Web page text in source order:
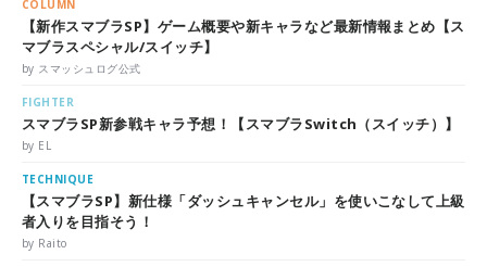
COLUMN
【新作スマブラSP】ゲーム概要や新キャラなど最新情報まとめ【ス
マブラスペシャル/スイッチ】
by スマッシュログ公式
FIGHTER
スマブラSP新参戦キャラ予想！【スマブラSwitch（スイッチ）】
by EL
TECHNIQUE
【スマブラSP】新仕様「ダッシュキャンセル」を使いこなして上級
者入りを目指そう！
by Raito